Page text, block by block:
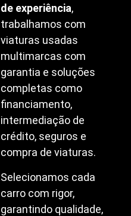
de experiência,
trabalhamos com
viaturas usadas
multimarcas com
garantia e soluções
completas como
financiamento,
intermediação de
crédito, seguros e
compra de viaturas.
Selecionamos cada
carro com rigor,
garantindo qualidade,